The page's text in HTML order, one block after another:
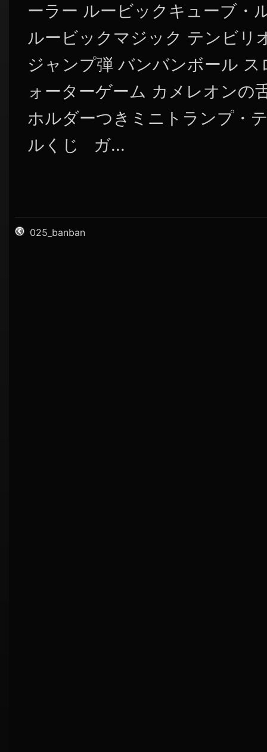
ーラー ルービックキューブ・
ルービックマジック テンビリ
ジャンプ弾 バンバンボール
ォーターゲーム カメレオンの
ホルダーつきミニトランプ・
ルくじ ガ...
025_banban